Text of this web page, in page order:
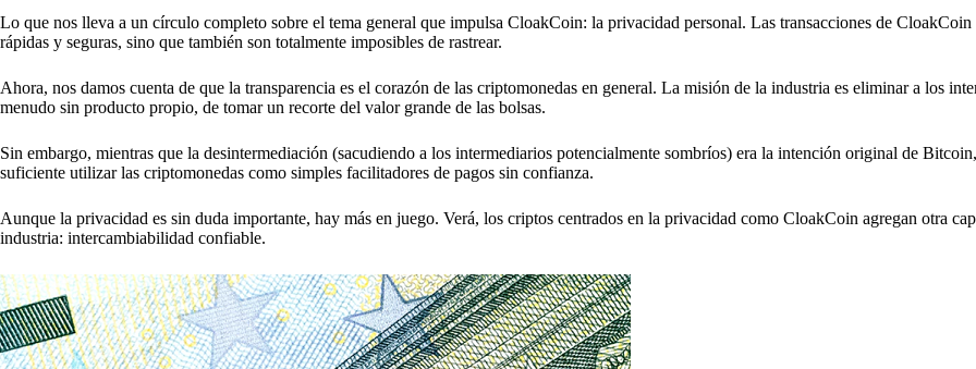
Lo que nos lleva a un círculo completo sobre el tema general que impulsa CloakCoin: la privacidad personal. Las transacciones de CloakCoin
rápidas y seguras, sino que también son totalmente imposibles de rastrear.
Ahora, nos damos cuenta de que la transparencia es el corazón de las criptomonedas en general. La misión de la industria es eliminar a los
menudo sin producto propio, de tomar un recorte del valor grande de las bolsas.
Sin embargo, mientras que la desintermediación (sacudiendo a los intermediarios potencialmente sombríos) era la intención original de
suficiente utilizar las criptomonedas como simples facilitadores de pagos sin confianza.
Aunque la privacidad es sin duda importante, hay más en juego. Verá, los criptos centrados en la privacidad como CloakCoin agregan otra
industria: intercambiabilidad confiable.